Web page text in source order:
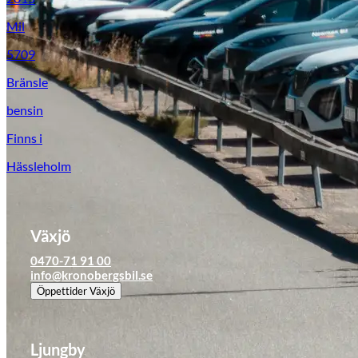
Leapmotor
Tillbehör & reservdelar
Mil
5709
Bränsle
bensin
Finns i
Hässleholm
Växjö
0470-71 91 00
info@kronobergsbil.se
ÖppettiderVäxjö
Ljungby